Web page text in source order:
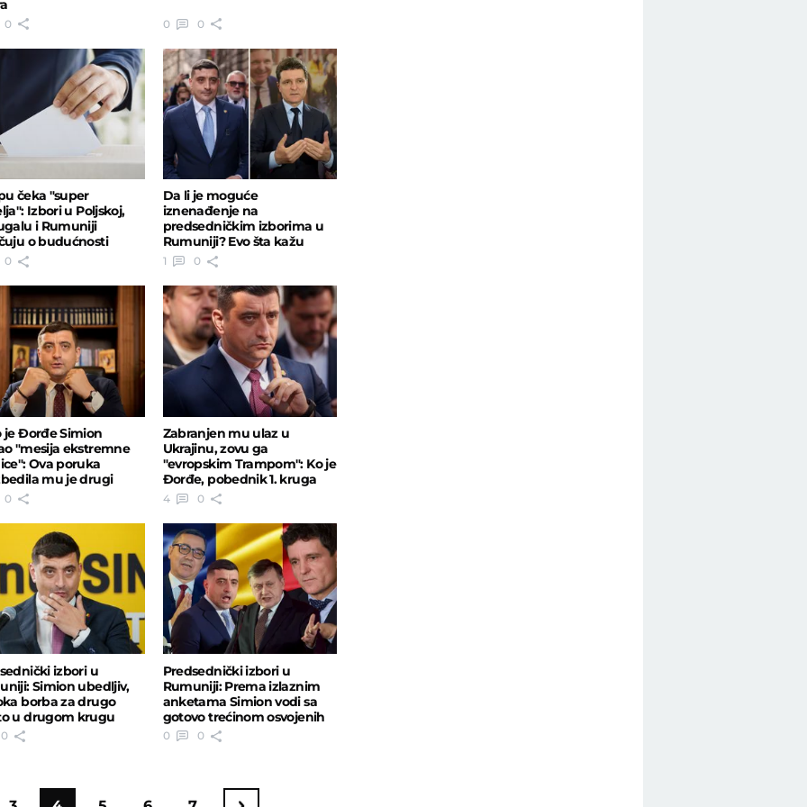
0 0 0
čeka "super
Izbori u Poljskoj,
i Rumuniji
o budućnosti
0
Da li je moguće
iznenađenje na
predsedničkim izborima u
Rumuniji? Evo šta kažu
ankete
1 0
je Đorđe Simion
"mesija ekstremne
Ova poruka
mu je drugi
0
Zabranjen mu ulaz u
Ukrajinu, zovu ga
"evropskim Trampom": Ko je
Đorđe, pobednik 1. kruga
izbora u Rumuniji?
4 0
izbori u
Simion ubedljiv,
borba za drugo
u drugom krugu
Danu
0
Predsednički izbori u
Rumuniji: Prema izlaznim
anketama Simion vodi sa
gotovo trećinom osvojenih
glasova
0 0